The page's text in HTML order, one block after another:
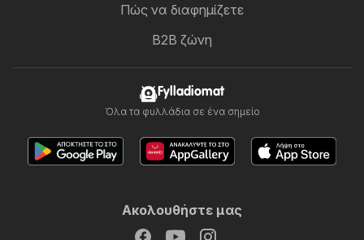
Πώς να διαφημίζετε
B2B ζώνη
Fylladiomat
Όλα τα φυλλάδια σε ένα σημείο
Ακολουθήστε μας